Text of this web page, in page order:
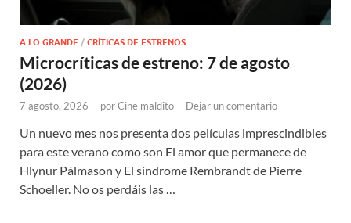
A LO GRANDE / CRÍTICAS DE ESTRENOS
Microcríticas de estreno: 7 de agosto
(2026)
7 agosto, 2026 - porCine maldito - Dejar un comentario
Un nuevo mes nos presenta dos películas imprescindibles
para este verano como son El amor que permanece de
Hlynur Pálmason y El síndrome Rembrandt de Pierre
Schoeller. No os perdáis las …